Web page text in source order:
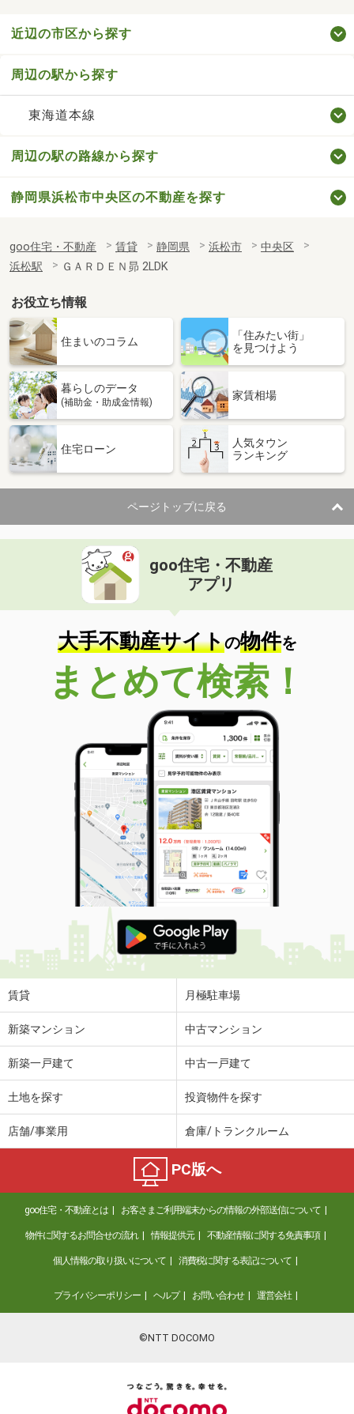
近辺の市区から探す
周辺の駅から探す
東海道本線
周辺の駅の路線から探す
静岡県浜松市中央区の不動産を探す
goo住宅・不動産 賃貸 静岡県 浜松市
中央区
浜松駅
ＧＡＲＤＥＮ昴 2LDK
お役立ち情報
住まいのコラム
「住みたい街」
を見つけよう
暮らしのデータ
(補助金・助成金情報)
家賃相場
住宅ローン
人気タウン
ランキング
ページトップに戻る
goo住宅・不動産
アプリ
大手不動産サイトの物件を
まとめて検索！
賃貸 月極駐車場
新築マンション 中古マンション
新築一戸建て 中古一戸建て
土地を探す 投資物件を探す
店舗/事業用 倉庫/トランクルーム
PC版へ
goo住宅・不動産とは お客さまご利用端末からの情報の外部送信について
物件に関するお問合せの流れ 情報提供元 不動産情報に関する免責事項
個人情報の取り扱いについて 消費税に関する表記について
プライバシーポリシー ヘルプ お問い合わせ 運営会社
©NTT DOCOMO